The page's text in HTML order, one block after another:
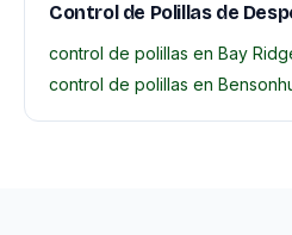
Control de Polillas de
control de polillas en Bay
control de polillas en